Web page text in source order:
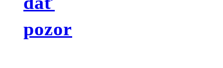
pozor